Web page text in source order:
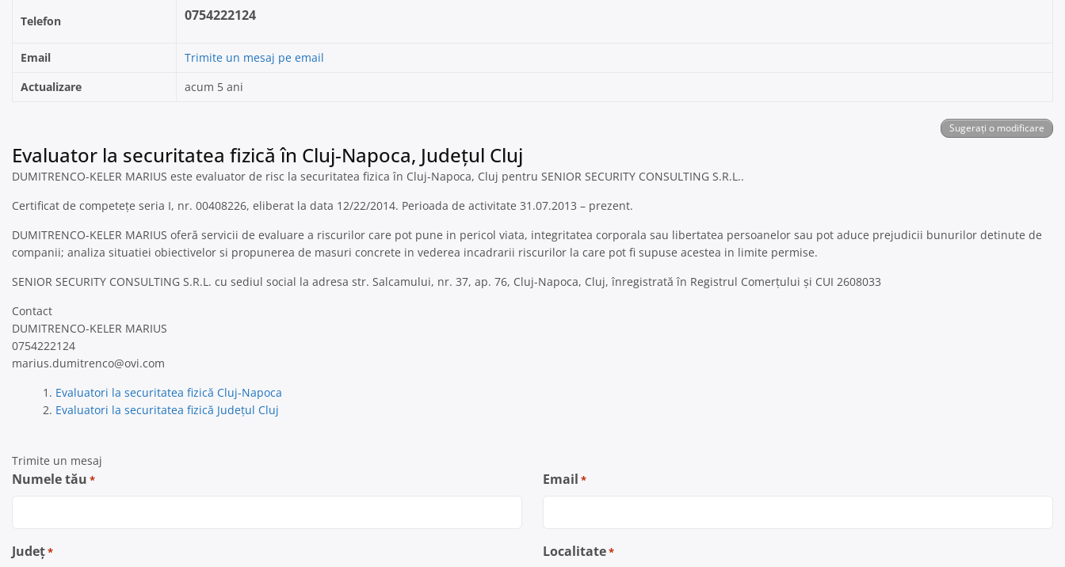
Telefon 0754222124
Email
Trimite un mesaj pe email
Actualizare
acum 5 ani
Sugerați o modificare
Evaluator la securitatea fizică în Cluj-Napoca, Județul Cluj
DUMITRENCO-KELER MARIUS este evaluator de risc la securitatea fizica în Cluj-Napoca, Cluj pentru SENIOR SECURITY CONSULTING S.R.L..
Certificat de competețe seria I, nr. 00408226, eliberat la data 12/22/2014. Perioada de activitate 31.07.2013 – prezent.
DUMITRENCO-KELER MARIUS oferă servicii de evaluare a riscurilor care pot pune in pericol viata, integritatea corporala sau libertatea persoanelor sau pot aduce prejudicii bunurilor detinute de
companii; analiza situatiei obiectivelor si propunerea de masuri concrete in vederea incadrarii riscurilor la care pot fi supuse acestea in limite permise.
SENIOR SECURITY CONSULTING S.R.L. cu sediul social la adresa str. Salcamului, nr. 37, ap. 76, Cluj-Napoca, Cluj, înregistrată în Registrul Comerțului și CUI 2608033
Contact
DUMITRENCO-KELER MARIUS
0754222124
marius.dumitrenco@ovi.com
Evaluatori la securitatea fizică Cluj-Napoca
Evaluatori la securitatea fizică Județul Cluj
Trimite un mesaj
Numele tău * Email *
Județ* Localitate*